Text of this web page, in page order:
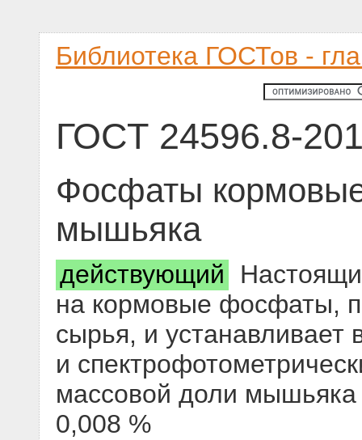
Библиотека ГОСТов -
ГОСТ 24596.8-
Фосфаты
мышьяка
действующий
на кормовые фосфаты,
сырья, и устанавливает
и
массовой доли мышьяка
0,008 %